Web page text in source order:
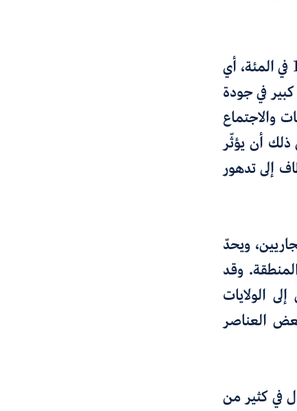
في عدد الموظّفين بنسبة 15 في المئة، أي
كبير في جودة
والاجتماع
أن يؤثّر
إلى تدهور
ويحدّ
وقد
الولايات
العناصر
في كثير من